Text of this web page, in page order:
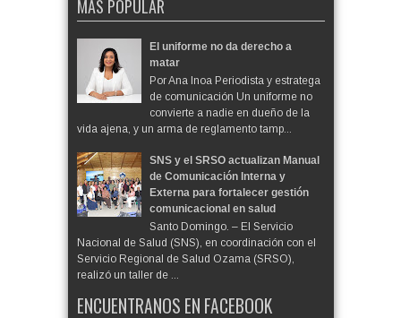
MÁS POPULAR
El uniforme no da derecho a
matar
Por Ana Inoa Periodista y estratega
de comunicación Un uniforme no
convierte a nadie en dueño de la
vida ajena, y un arma de reglamento tamp...
SNS y el SRSO actualizan Manual
de Comunicación Interna y
Externa para fortalecer gestión
comunicacional en salud
Santo Domingo. – El Servicio
Nacional de Salud (SNS), en coordinación con el
Servicio Regional de Salud Ozama (SRSO),
realizó un taller de ...
ENCUENTRANOS EN FACEBOOK